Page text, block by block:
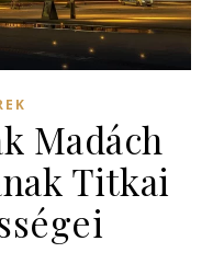
Madách
Titkai